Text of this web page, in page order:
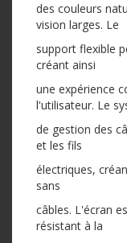
des couleurs
vision larges. Le
support flexible
créant ainsi
une expérience
l'utilisateur. Le
de gestion des
et les fils
électriques,
sans
câbles. L'écran
résistant à la